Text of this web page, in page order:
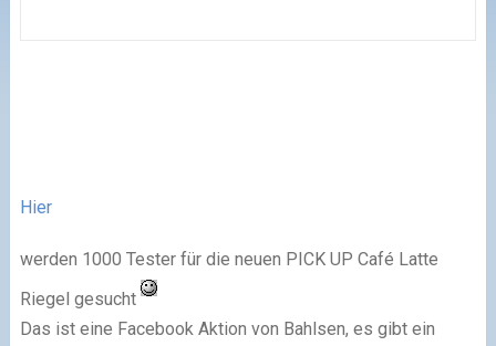
Hier
werden 1000 Tester für die neuen PICK UP Café Latte
Riegel gesucht
Das ist eine Facebook Aktion von Bahlsen, es gibt ein